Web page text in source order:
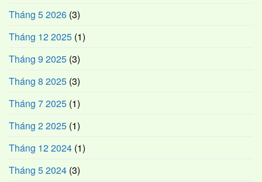
Tháng 5 2026 (3)
Tháng 12 2025 (1)
Tháng 9 2025 (3)
Tháng 8 2025 (3)
Tháng 7 2025 (1)
Tháng 2 2025 (1)
Tháng 12 2024 (1)
Tháng 5 2024 (3)